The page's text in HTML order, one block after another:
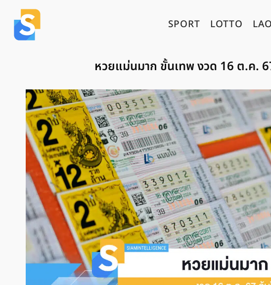
SPORT LOTTO
หวยแม่นมาก ขั้นเทพ งวด 16 ต.ค.